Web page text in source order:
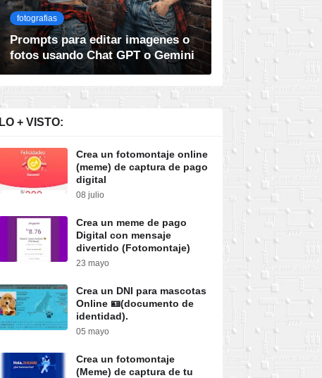
fotografias
Prompts para editar imagenes o
fotos usando Chat GPT o Gemini
LO + VISTO:
Crea un fotomontaje online
(meme) de captura de pago
digital
08 julio
Crea un meme de pago
Digital con mensaje
divertido (Fotomontaje)
23 mayo
Crea un DNI para mascotas
Online 🪪(documento de
identidad).
05 mayo
Crea un fotomontaje
(Meme) de captura de tu